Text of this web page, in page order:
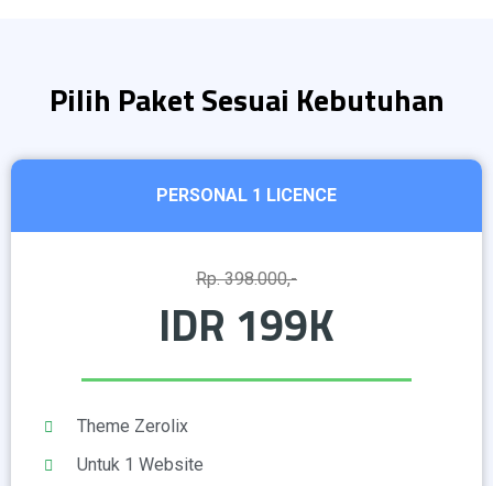
Pilih Paket Sesuai Kebutuhan
PERSONAL 1 LICENCE
Rp. 398.000,-
IDR 199K
Theme Zerolix
Untuk 1 Website